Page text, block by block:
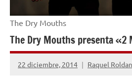
The Dry Mouths
The Dry Mouths presenta «2
22 diciembre, 2014 Raquel Roldan
No